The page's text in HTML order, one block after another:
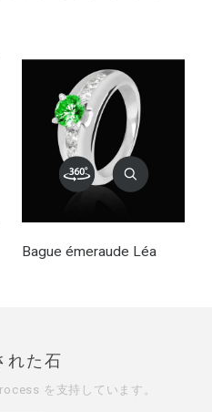
Bague émeraude Léa
れた石
を支持しています。